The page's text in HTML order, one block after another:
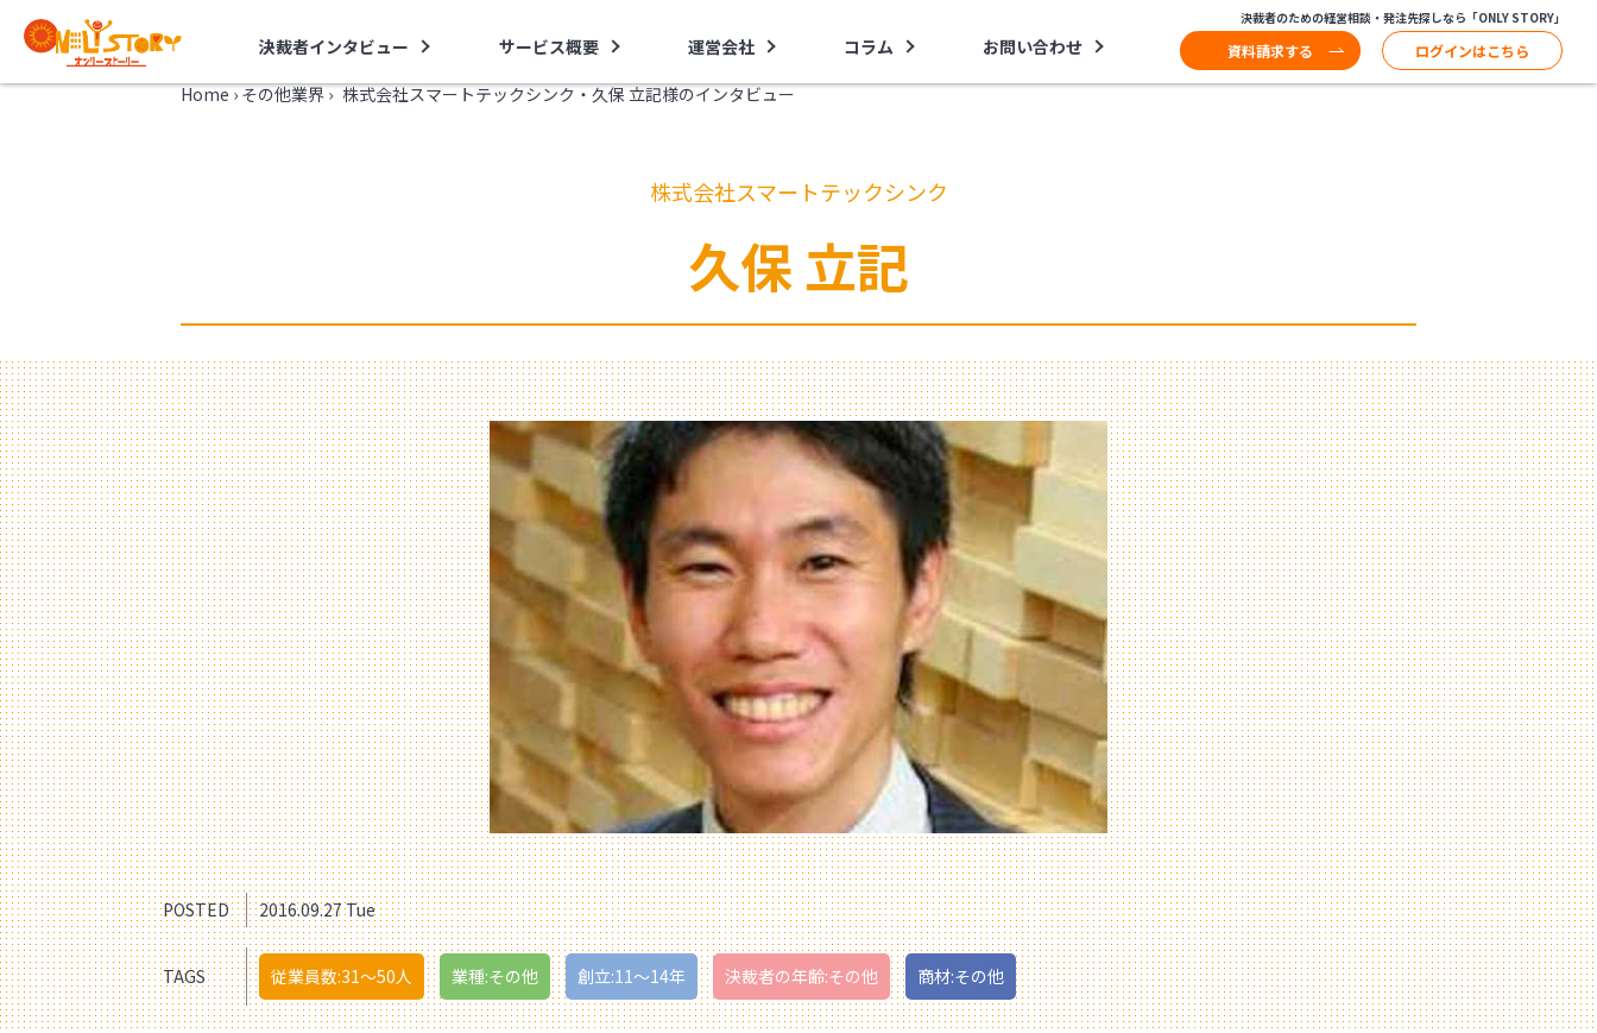
決裁者インタビュー サービス概要 運営会社 コラム お問い合わせ
決裁者のための経営相談・発注先探しなら「ONLY STORY」
資料請求する ログインはこちら
Home › その他業界 › 株式会社スマートテックシンク・久保 立記様のインタビュー
株式会社スマートテックシンク
久保 立記
POSTED 2016.09.27 Tue
TAGS 従業員数:31〜50人 業種:その他 創立:11〜14年 決裁者の年齢:その他 商材:その他